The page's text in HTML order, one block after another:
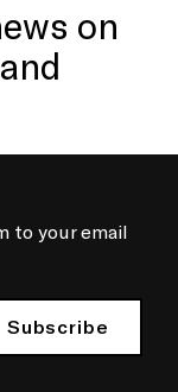
on
and
to your email
Subscribe